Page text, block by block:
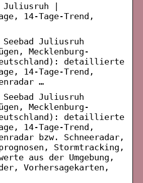
Juliusruh |
14-Tage-Trend,
Juliusruh
Mecklenburg-
detaillierte
14-Tage-Trend,
…
Juliusruh
Mecklenburg-
detaillierte
14-Tage-Trend,
bzw. Schneeradar,
Stormtracking,
aus der Umgebung,
Vorhersagekarten,